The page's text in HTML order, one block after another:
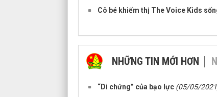
Cô bé khiếm thị The Voice Kids
NHỮNG TIN MỚI HƠN
“Di chứng” của bạo lực (05/05/